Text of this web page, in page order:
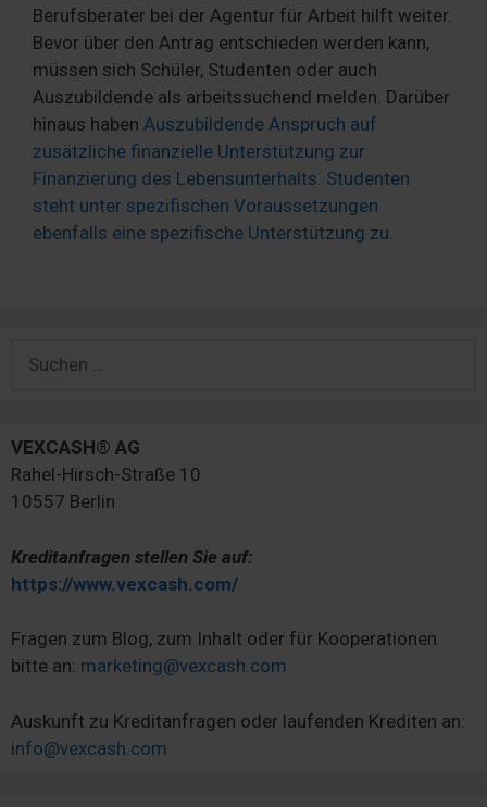
Berufsberater bei der Agentur für Arbeit hilft weiter.
Bevor über den Antrag entschieden werden kann,
müssen sich Schüler, Studenten oder auch
Auszubildende als arbeitssuchend melden. Darüber
hinaus haben Auszubildende Anspruch auf
zusätzliche finanzielle Unterstützung zur
Finanzierung des Lebensunterhalts Studenten
steht unter spezifischen Voraussetzungen
ebenfalls eine spezifische Unterstützung zu
VEXCASH® AG
Rahel-Hirsch-Straße 10
10557 Berlin
Kreditanfragen stellen Sie auf:
https://www.vexcash.com/
Fragen zum Blog, zum Inhalt oder für Kooperationen
bitte an: marketing@vexcash.com
Auskunft zu Kreditanfragen oder laufenden Krediten an:
info@vexcash.com